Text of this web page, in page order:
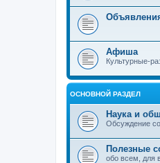
Афиша
Культурные-
ОСНОВНОЙ РАЗДЕЛ
Наука и
Обсуждение
Полезные
обо всем, для